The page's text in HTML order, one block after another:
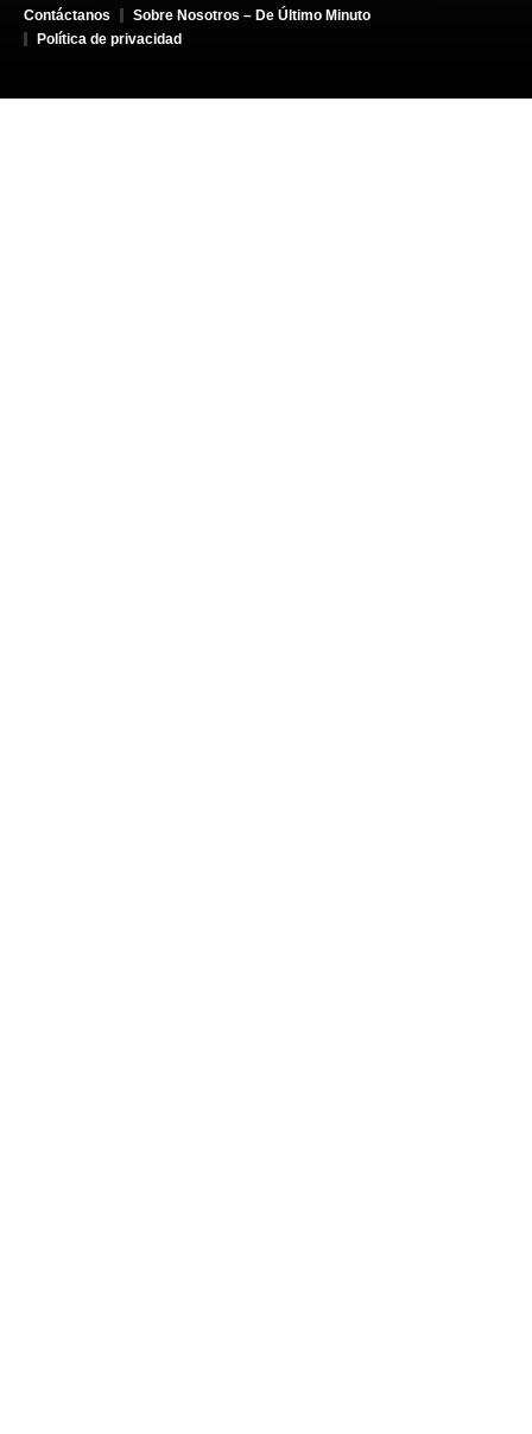
Contáctanos
Sobre Nosotros – De Último Minuto
Política de privacidad